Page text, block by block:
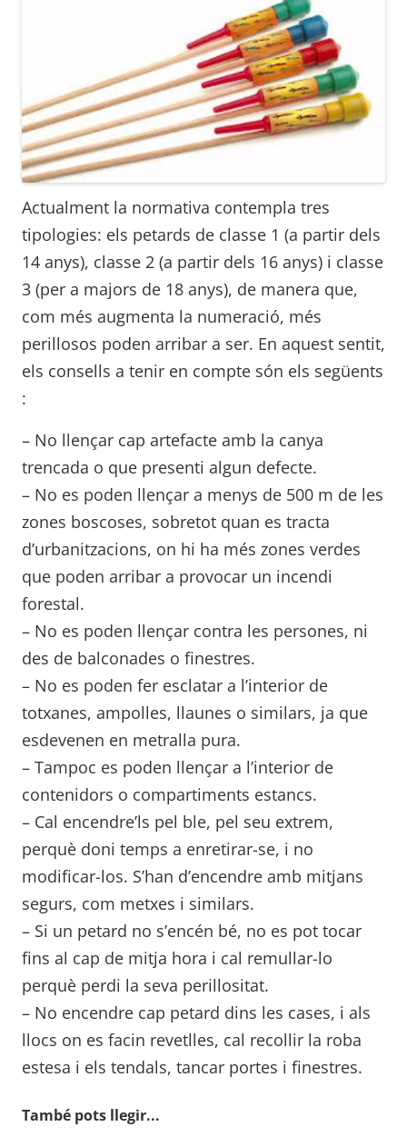
Actualment la normativa contempla tres
tipologies: els petards de classe 1 (a partir dels
14 anys), classe 2 (a partir dels 16 anys) i classe
3 (per a majors de 18 anys), de manera que,
com més augmenta la numeració, més
perillosos poden arribar a ser. En aquest sentit,
els consells a tenir en compte són els següents
:
– No llençar cap artefacte amb la canya
trencada o que presenti algun defecte.
– No es poden llençar a menys de 500 m de les
zones boscoses, sobretot quan es tracta
d’urbanitzacions, on hi ha més zones verdes
que poden arribar a provocar un incendi
forestal.
– No es poden llençar contra les persones, ni
des de balconades o finestres.
– No es poden fer esclatar a l’interior de
totxanes, ampolles, llaunes o similars, ja que
esdevenen en metralla pura.
– Tampoc es poden llençar a l’interior de
contenidors o compartiments estancs.
– Cal encendre’ls pel ble, pel seu extrem,
perquè doni temps a enretirar-se, i no
modificar-los. S’han d’encendre amb mitjans
segurs, com metxes i similars.
– Si un petard no s’encén bé, no es pot tocar
fins al cap de mitja hora i cal remullar-lo
perquè perdi la seva perillositat.
– No encendre cap petard dins les cases, i als
llocs on es facin revetlles, cal recollir la roba
estesa i els tendals, tancar portes i finestres.
També pots llegir...